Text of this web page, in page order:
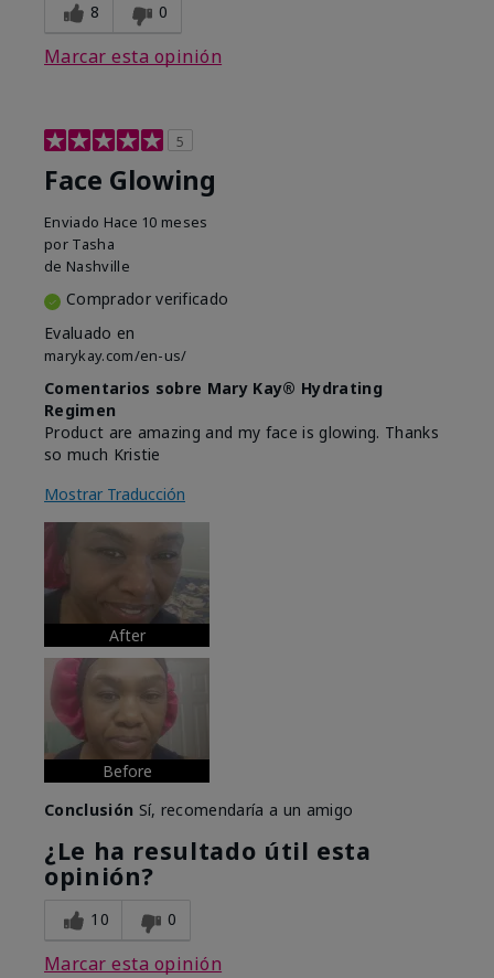
8 0
Marcar esta opinión
5
Face Glowing
Enviado Hace 10 meses
por Tasha
de Nashville
Comprador verificado
Evaluado en
marykay.com/en-us/
Comentarios sobre Mary Kay® Hydrating
Regimen
Product are amazing and my face is glowing. Thanks
so much Kristie
Mostrar Traducción
After
Before
Conclusión Sí, recomendaría a un amigo
¿Le ha resultado útil esta
opinión?
10 0
Marcar esta opinión